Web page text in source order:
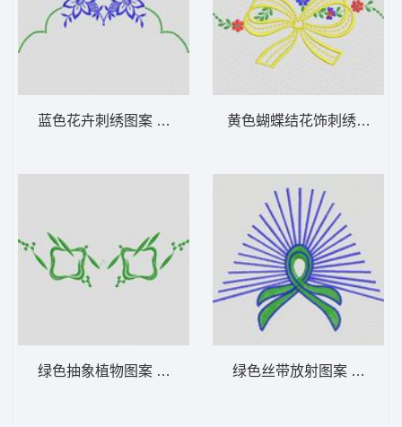
蓝色花卉刺绣图案 植物花型
绿色抽象植物图案 植物花型
黄色蝴蝶结花饰刺绣图案
绿色丝带放射图案 植物花